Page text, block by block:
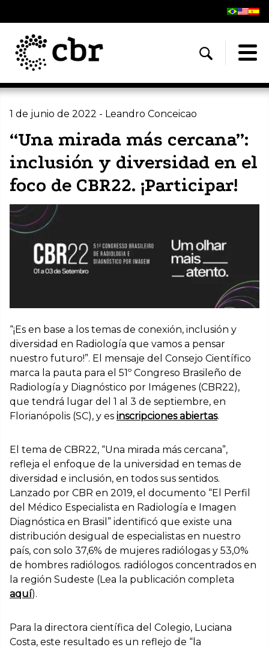
1 de junio de 2022 - Leandro Conceicao
“Una mirada más cercana”:
inclusión y diversidad en el
foco de CBR22. ¡Participar!
“¡Es en base a los temas de conexión, inclusión y
diversidad en Radiología que vamos a pensar
nuestro futuro!”. El mensaje del Consejo Científico
marca la pauta para el 51º Congreso Brasileño de
Radiología y Diagnóstico por Imágenes (CBR22),
que tendrá lugar del 1 al 3 de septiembre, en
Florianópolis (SC), y es inscripciones abiertas.
El tema de CBR22, “Una mirada más cercana”,
refleja el enfoque de la universidad en temas de
diversidad e inclusión, en todos sus sentidos.
Lanzado por CBR en 2019, el documento “El Perfil
del Médico Especialista en Radiología e Imagen
Diagnóstica en Brasil” identificó que existe una
distribución desigual de especialistas en nuestro
país, con solo 37,6% de mujeres radiólogas y 53,0%
de hombres radiólogos. radiólogos concentrados en
la región Sudeste (Lea la publicación completa
aquí).
Para la directora científica del Colegio, Luciana
Costa, este resultado es un reflejo de “la